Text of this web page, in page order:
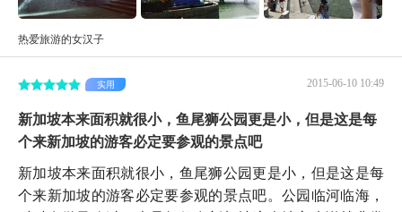
热爱旅游的女汉子
2015-06-10 10:49
实用
新加坡本来面积就很小，鱼尾狮公园更是小，但是这是每
个来新加坡的游客必定要参观的景点吧
新加坡本来面积就很小，鱼尾狮公园更是小，但是这是每
个来新加坡的游客必定要参观的景点吧。公园临河临海，